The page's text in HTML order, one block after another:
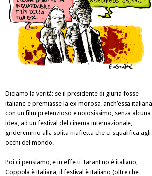
Diciamo la verità: se il presidente di giuria fosse
italiano e premiasse la ex-morosa, anch’essa italiana,
con un film pretenzioso e noiosissimo, senza alcuna
idea, ad un festival del cinema internazionale,
grideremmo alla solita mafietta che ci squalifica agli
occhi del mondo.
Poi ci pensiamo, e in effetti Tarantino è italiano,
Coppola è italiana, il festival è italiano (oltre che